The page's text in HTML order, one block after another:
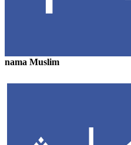
nama Muslim